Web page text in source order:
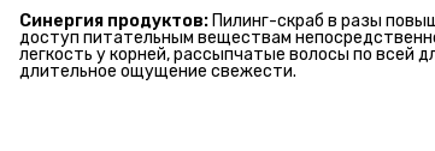
Синергия продуктов: Пилинг-скраб в разы
доступ питательным веществам
легкость у корней, рассыпчатые волосы по всей
длительное ощущение свежести.